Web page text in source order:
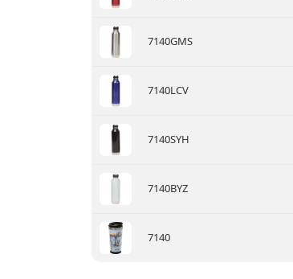
7140GMS
7140LCV
7140SYH
7140BYZ
7140